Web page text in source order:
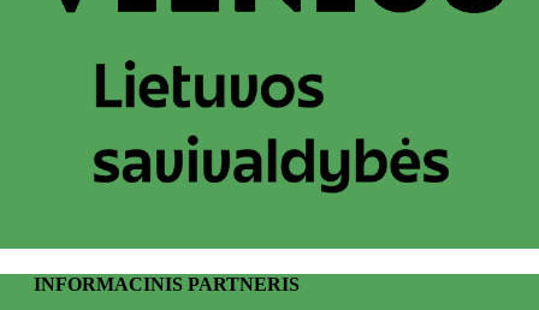
INFORMACINIS PARTNERIS